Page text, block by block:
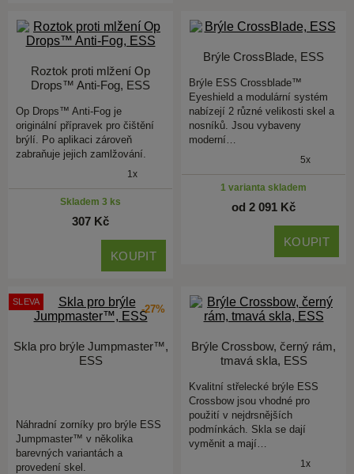
Roztok proti mlžení Op
Drops™ Anti-Fog, ESS
Op Drops™ Anti-Fog je
originální přípravek pro čištění
brýlí. Po aplikaci zároveň
zabraňuje jejich zamlžování.
1x
Skladem 3 ks
307 Kč
KOUPIT
Brýle CrossBlade, ESS
Brýle ESS Crossblade™
Eyeshield a modulární systém
nabízejí 2 různé velikosti skel a
nosníků. Jsou vybaveny
moderní…
5x
1 varianta skladem
od 2 091 Kč
KOUPIT
-27%
SLEVA
Skla pro brýle Jumpmaster™,
ESS
Náhradní zorníky pro brýle ESS
Jumpmaster™ v několika
barevných variantách a
provedení skel.
Brýle Crossbow, černý rám,
tmavá skla, ESS
Kvalitní střelecké brýle ESS
Crossbow jsou vhodné pro
použití v nejdrsnějších
podmínkách. Skla se dají
vyměnit a mají…
1x